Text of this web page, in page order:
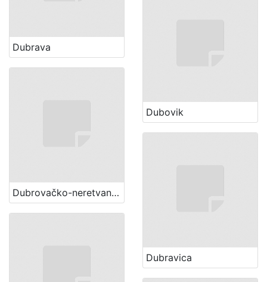
Dubovik
Dubrava
Dubravica
Dubrovačko-neretvanska